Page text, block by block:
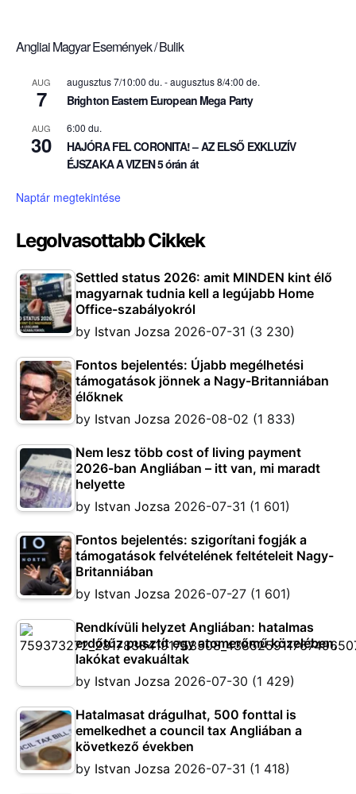
Angliai Magyar Események / Bulik
AUG
7
augusztus 7/10:00 du. -augusztus 8/4:00 de.
Brighton Eastern European Mega Party
AUG
30
6:00 du.
HAJÓRA FEL CORONITA! – AZ ELSŐ EXKLUZÍV
ÉJSZAKA A VIZEN 5 órán át
Naptár megtekintése
Legolvasottabb Cikkek
Settled status 2026: amit MINDEN kint élő
magyarnak tudnia kell a legújabb Home
Office-szabályokról
by Istvan Jozsa 2026-07-31 (3 230)
Fontos bejelentés: Újabb megélhetési
támogatások jönnek a Nagy-Britanniában
élőknek
by Istvan Jozsa 2026-08-02 (1 833)
Nem lesz több cost of living payment
2026-ban Angliában – itt van, mi maradt
helyette
by Istvan Jozsa 2026-07-31 (1 601)
Fontos bejelentés: szigorítani fogják a
támogatások felvételének feltételeit Nagy-
Britanniában
by Istvan Jozsa 2026-07-27 (1 601)
Rendkívüli helyzet Angliában: hatalmas
erdőtűz pusztít egy atomerőmű közelében,
lakókat evakuáltak
by Istvan Jozsa 2026-07-30 (1 429)
Hatalmasat drágulhat, 500 fonttal is
emelkedhet a council tax Angliában a
következő években
by Istvan Jozsa 2026-07-31 (1 418)